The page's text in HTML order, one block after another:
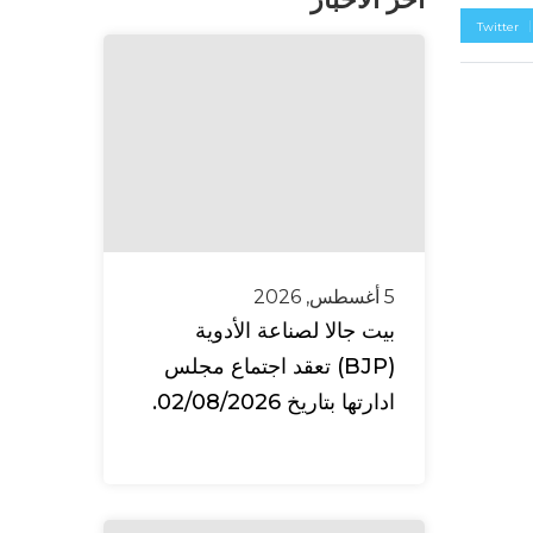
Twitter
5 أغسطس, 2026
بيت جالا لصناعة الأدوية
(BJP) تعقد اجتماع مجلس
ادارتها بتاريخ 02/08/2026.